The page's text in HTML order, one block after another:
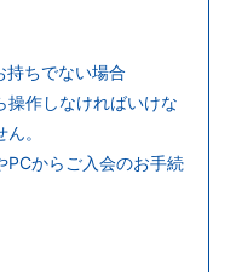
ちでない場合
操作しなければいけな
。
PCからご入会のお手続